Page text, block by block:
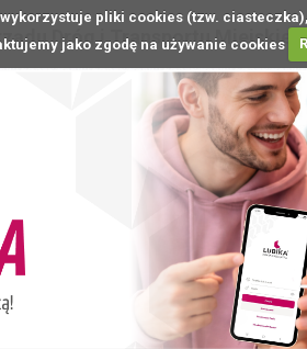
pliki cookies (tzw.
jako zgodę na używanie cookies
Dróg i Transportu